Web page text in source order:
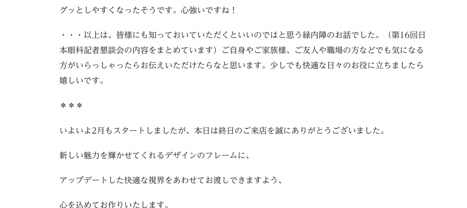
グッとしやすくなったそうです。心強いですね！
・・・以上は、皆様にも知っておいていただくといいのではと思う緑内障のお話でした。（第16回日
本眼科記者懇談会の内容をまとめています）ご自身やご家族様、ご友人や職場の方などでも気になる
方がいらっしゃったらお伝えいただけたらなと思います。少しでも快適な日々のお役に立ちましたら
嬉しいです。
＊＊＊
いよいよ2月もスタートしましたが、本日は終日のご来店を誠にありがとうございました。
新しい魅力を輝かせてくれるデザインのフレームに、
アップデートした快適な視界をあわせてお渡しできますよう、
心を込めてお作りいたします。